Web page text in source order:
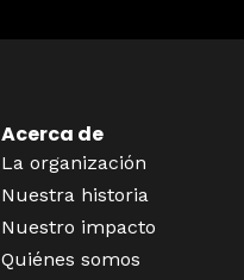
Acerca de
La organización
Nuestra historia
Nuestro impacto
Quiénes somos